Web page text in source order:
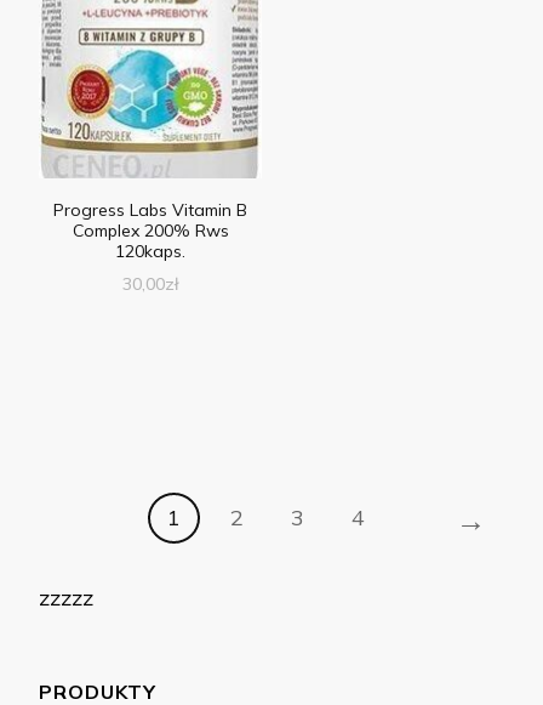
Progress Labs Vitamin B
Complex 200% Rws
120kaps.
30,00zł
1 2 3 4 →
zzzzz
PRODUKTY